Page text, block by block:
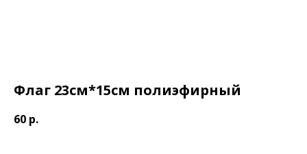
Флаг 23см*15см полиэфирный
60 р.